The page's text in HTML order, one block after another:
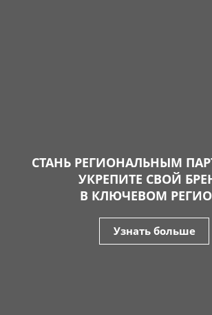
СТАНЬ РЕГИОНАЛЬНЫМ
УКРЕПИТЕ СВОЙ
В КЛЮЧЕВОМ
Узнать больше